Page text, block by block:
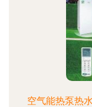
空气能热泵热